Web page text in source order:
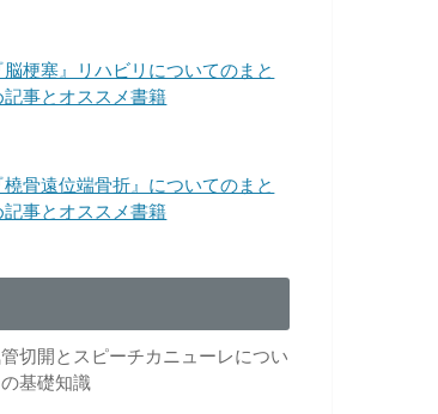
脳梗塞』リハビリについてのまと
記事とオススメ書籍
橈骨遠位端骨折』についてのまと
記事とオススメ書籍
切開とスピーチカニューレについ
基礎知識